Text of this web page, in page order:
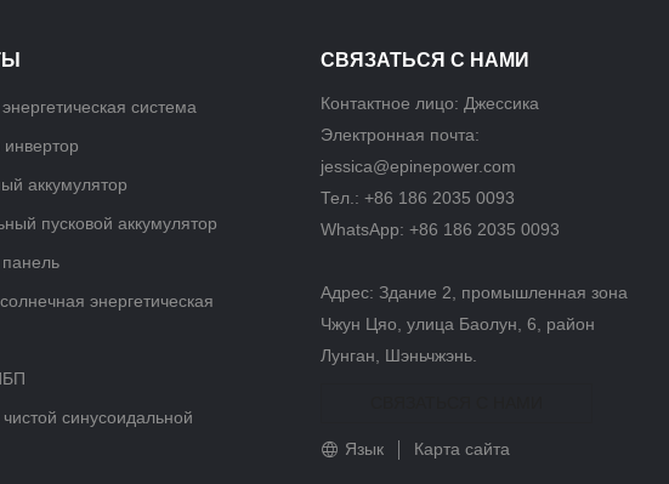
система
аккумулятор
пусковой аккумулятор
энергетическая
синусоидальной
СВЯЗАТЬСЯ С НАМИ
Контактное лицо: Джессика
Электронная почта:
jessica@epinepower.com
Тел.: +86 186 2035 0093
WhatsApp: +86 186 2035 0093
Адрес: Здание 2, промышленная зона
Чжун Цяо, улица Баолун, 6, район
Лунган, Шэньчжэнь.
Язык Карта сайта